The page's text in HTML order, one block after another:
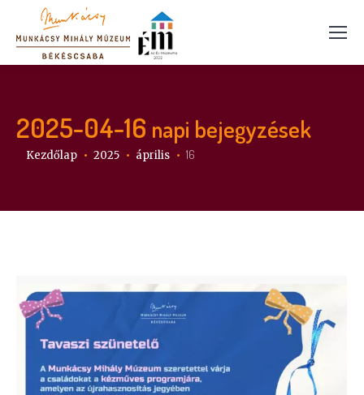
2025-04-16 napi bejegyzések
Itt vagy:
Kezdőlap 2025 április 16